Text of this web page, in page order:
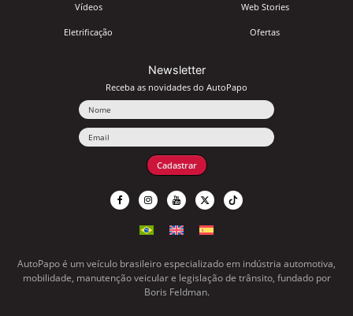
Vídeos
Eletrificação
Web Stories
Ofertas
Newsletter
Receba as novidades do AutoPapo
Cadastrar
AutoPapo é um veículo brasileiro especializado em indústria automotiva,
mobilidade, manutenção veicular e legislação de trânsito, fundado por
Boris Feldman.